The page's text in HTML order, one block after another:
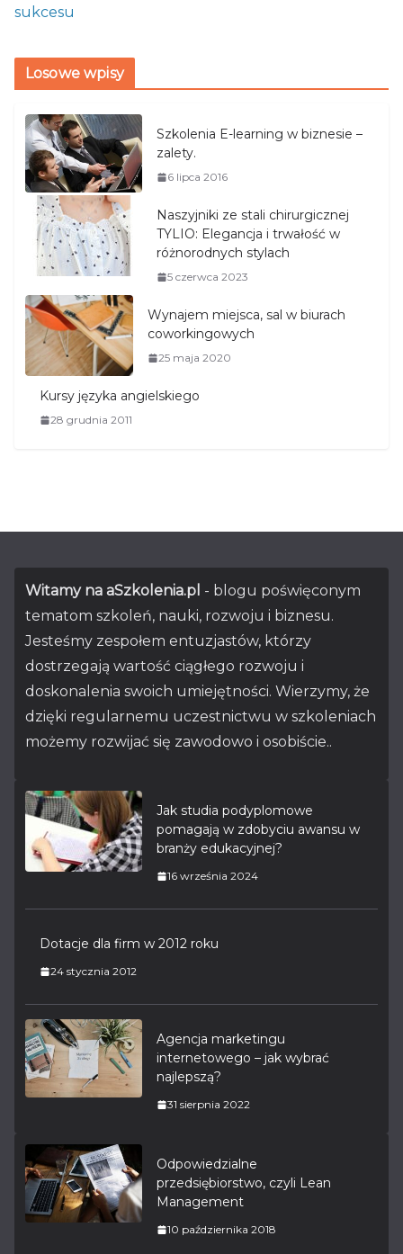
sukcesu
Losowe wpisy
Szkolenia E-learning w biznesie –
zalety.
6 lipca 2016
Naszyjniki ze stali chirurgicznej
TYLIO: Elegancja i trwałość w
różnorodnych stylach
5 czerwca 2023
Wynajem miejsca, sal w biurach
coworkingowych
25 maja 2020
Kursy języka angielskiego
28 grudnia 2011
Witamy na aSzkolenia.pl - blogu poświęconym
tematom szkoleń, nauki, rozwoju i biznesu.
Jesteśmy zespołem entuzjastów, którzy
dostrzegają wartość ciągłego rozwoju i
doskonalenia swoich umiejętności. Wierzymy, że
dzięki regularnemu uczestnictwu w szkoleniach
możemy rozwijać się zawodowo i osobiście..
Jak studia podyplomowe
pomagają w zdobyciu awansu w
branży edukacyjnej?
16 września 2024
Dotacje dla firm w 2012 roku
24 stycznia 2012
Agencja marketingu
internetowego – jak wybrać
najlepszą?
31 sierpnia 2022
Odpowiedzialne
przedsiębiorstwo, czyli Lean
Management
10 października 2018